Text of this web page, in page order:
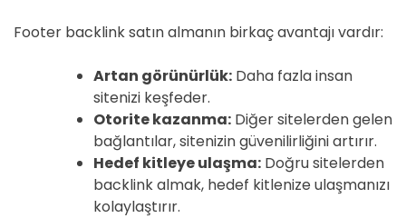
Footer backlink satın almanın birkaç avantajı vardır:
Artan görünürlük: Daha fazla insan
sitenizi keşfeder.
Otorite kazanma: Diğer sitelerden gelen
bağlantılar, sitenizin güvenilirliğini artırır.
Hedef kitleye ulaşma: Doğru sitelerden
backlink almak, hedef kitlenize ulaşmanızı
kolaylaştırır.